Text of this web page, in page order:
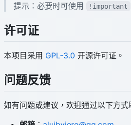
提示：必要时可使用
!important
许可证
本项目采用 GPL-3.0 开源许可证。
问题反馈
如有问题或建议，欢迎通过以下方式